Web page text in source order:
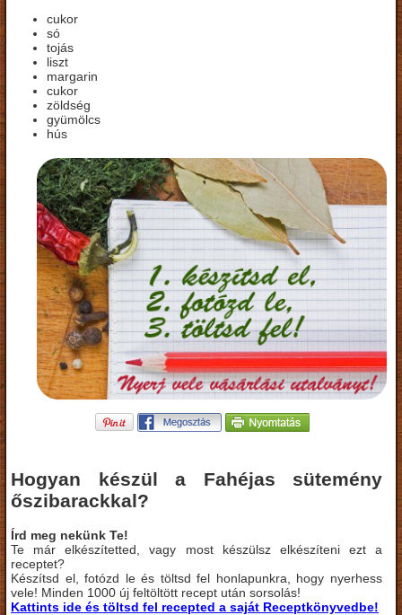
cukor
só
tojás
liszt
margarin
cukor
zöldség
gyümölcs
hús
Hogyan készül a Fahéjas sütemény
őszibarackkal?
Írd meg nekünk Te!
Te már elkészítetted, vagy most készülsz elkészíteni ezt a
receptet?
Készítsd el, fotózd le és töltsd fel honlapunkra, hogy nyerhess
vele! Minden 1000 új feltöltött recept után sorsolás!
Kattints ide és töltsd fel recepted a saját Receptkönyvedbe!